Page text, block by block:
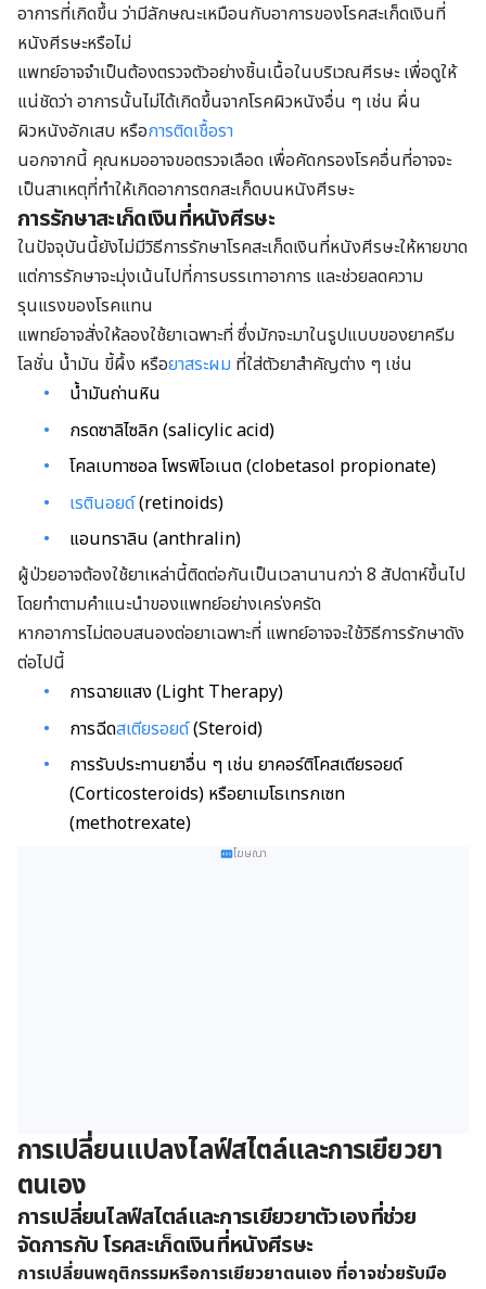
อาการที่เกิดขึ้น ว่ามีลักษณะเหมือนกับอาการของโรคสะเก็ดเงินที่
หนังศีรษะหรือไม่
แพทย์อาจจำเป็นต้องตรวจตัวอย่างชิ้นเนื้อในบริเวณศีรษะ เพื่อดูให้
แน่ชัดว่า อาการนั้นไม่ได้เกิดขึ้นจากโรคผิวหนังอื่น ๆ เช่น ผื่น
ผิวหนังอักเสบ หรือการติดเชื้อรา
นอกจากนี้ คุณหมออาจขอตรวจเลือด เพื่อคัดกรองโรคอื่นที่อาจจะ
เป็นสาเหตุที่ทำให้เกิดอาการตกสะเก็ดบนหนังศีรษะ
การรักษาสะเก็ดเงินที่หนังศีรษะ
ในปัจจุบันนี้ยังไม่มีวิธีการรักษาโรคสะเก็ดเงินที่หนังศีรษะให้หายขาด
แต่การรักษาจะมุ่งเน้นไปที่การบรรเทาอาการ และช่วยลดความ
รุนแรงของโรคแทน
แพทย์อาจสั่งให้ลองใช้ยาเฉพาะที่ ซึ่งมักจะมาในรูปแบบของยาครีม
โลชั่น น้ำมัน ขี้ผึ้ง หรือยาสระผม ที่ใส่ตัวยาสำคัญต่าง ๆ เช่น
น้ำมันถ่านหิน
กรดซาลิไซลิก (salicylic acid)
โคลเบทาซอล โพรพิโอเนต (clobetasol propionate)
เรตินอยด์(retinoids)
แอนทราลิน (anthralin)
ผู้ป่วยอาจต้องใช้ยาเหล่านี้ติดต่อกันเป็นเวลานานกว่า 8 สัปดาห์ขึ้นไป
โดยทำตามคำแนะนำของแพทย์อย่างเคร่งครัด
หากอาการไม่ตอบสนองต่อยาเฉพาะที่ แพทย์อาจจะใช้วิธีการรักษาดัง
ต่อไปนี้
การฉายแสง (Light Therapy)
การฉีดสเตียรอยด์(Steroid)
การรับประทานยาอื่น ๆ เช่น ยาคอร์ติโคสเตียรอยด์
(Corticosteroids) หรือยาเมโธเทรกเซท
(methotrexate)
โฆษณา
การเปลี่ยนแปลงไลฟ์สไตล์และการเยียวยา
ตนเอง
การเปลี่ยนไลฟ์สไตล์และการเยียวยาตัวเองที่ช่วย
จัดการกับ โรคสะเก็ดเงินที่หนังศีรษะ
การเปลี่ยนพฤติกรรมหรือการเยียวยาตนเอง ที่อาจช่วยรับมือ